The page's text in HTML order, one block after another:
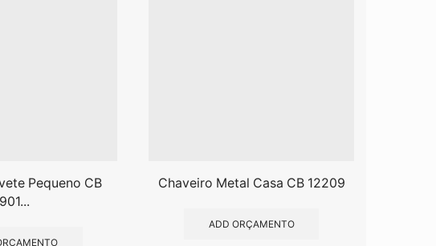
Pequeno CB
901...
Chaveiro Metal Casa CB 12209
ADD ORÇAMENTO